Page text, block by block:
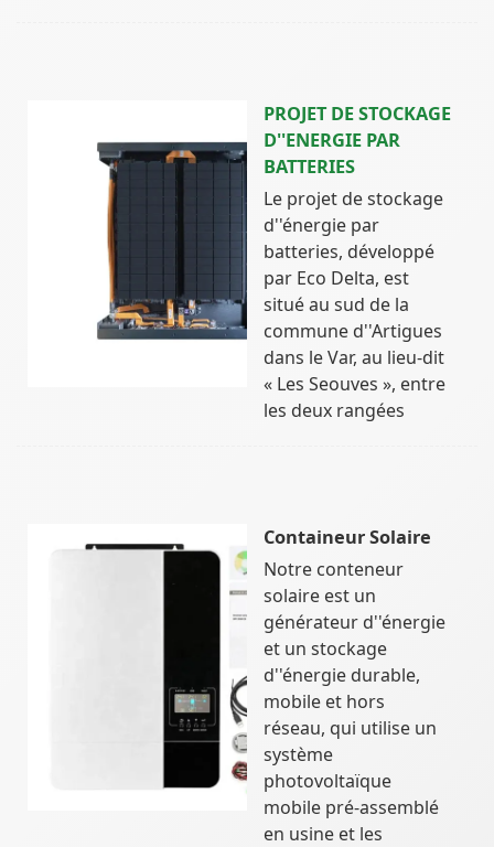
PROJET DE STOCKAGE
D''ENERGIE PAR
BATTERIES
Le projet de stockage
d''énergie par
batteries, développé
par Eco Delta, est
situé au sud de la
commune d''Artigues
dans le Var, au lieu-dit
« Les Seouves », entre
les deux rangées
Containeur Solaire
Notre conteneur
solaire est un
générateur d''énergie
et un stockage
d''énergie durable,
mobile et hors
réseau, qui utilise un
système
photovoltaïque
mobile pré-assemblé
en usine et les